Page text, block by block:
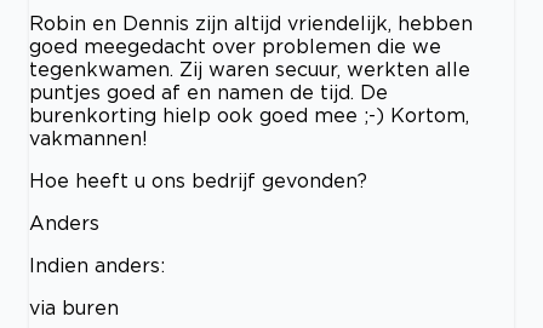
Robin en Dennis zijn altijd vriendelijk, hebben
goed meegedacht over problemen die we
tegenkwamen. Zij waren secuur, werkten alle
puntjes goed af en namen de tijd. De
burenkorting hielp ook goed mee ;-) Kortom,
vakmannen!
Hoe heeft u ons bedrijf gevonden?
Anders
Indien anders:
via buren